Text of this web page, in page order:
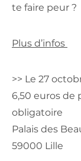
te faire peur ?
Plus d’infos
>> Le 27
6,50 euros de
obligatoire
Palais des
59000 Lille